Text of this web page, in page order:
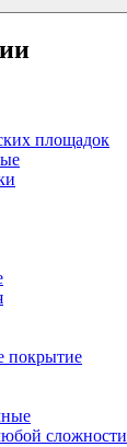
площадок
покрытие
сложности